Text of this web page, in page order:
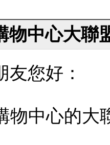
物中心大聯
友您好：
物中心的大